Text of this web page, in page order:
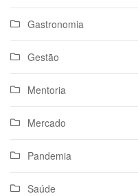
Gastronomia
Gestão
Mentoria
Mercado
Pandemia
Saúde